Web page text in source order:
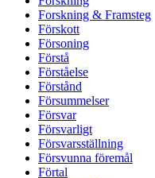
Forskning & Framsteg
Förskott
Försoning
Förstå
Förståelse
Förstånd
Försummelser
Försvar
Försvarligt
Försvarsställning
Försvunna föremål
Förtal